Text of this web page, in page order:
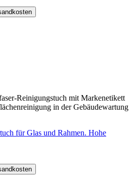
für Glas und Rahmen. Hohe